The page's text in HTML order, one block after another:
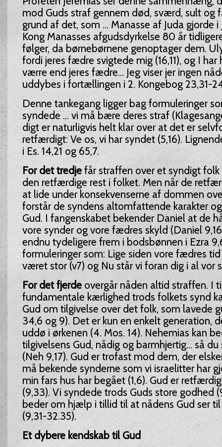
mod Guds straf gennem død, sværd, sult og
grund af det, som ... Manasse af Juda gjorde i
Kong Manasses afgudsdyrkelse 80 år
følger, da børnebørnene genoptager dem.
fordi jeres fædre svigtede mig (16,11), og I
værre end jeres fædre... Jeg viser jer ingen
uddybes i fortællingen i 2. Kongebog 23,31-
Denne tankegang ligger bag formuleringer
syndede ... vi må bære deres straf
digt er naturligvis helt klar over at det er
retfærdigt: Ve os, vi har syndet (5,16).
i Es. 14,21 og 65,7.
For det tredjefår straffen over et syndigt folk
den retfærdige rest i folket. Men når de
at lide under konsekvenserne af dommen
forstår de syndens altomfattende karakter
Gud. I fangenskabet bekender Daniel at de
vore synder og vore fædres skyld (Daniel
endnu tydeligere frem i bodsbønnen i Ezra
formuleringer som: Lige siden vore fædres
været stor (v7) og Nu står vi foran dig i al vor
For det fjerdeovergår nåden altid straffen. I
fundamentale kærlighed trods folkets synd
Gud om tilgivelse over det folk, som lavede
34,6 og 9). Det er kun en enkelt generation,
uddø i ørkenen (4. Mos. 14). Nehemias kan
tilgivelsens Gud, nådig og barmhjertig... så du
(Neh 9,17). Gud er trofast mod dem, der
må bekende synderne som vi israelitter har
min fars hus har begået (1,6). Gud er
(9,33). Vi syndede trods Guds store godhed
beder om hjælp i tillid til at nådens Gud ser
(9,31-32.35).
Et dybere kendskab til Gud